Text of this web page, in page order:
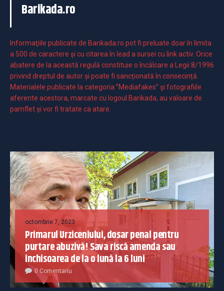
Barikada.ro
Informaţiile publicate de Barikada.ro pot fi preluate doar în limita
a 500 de caractere şi cu citarea în lead a sursei cu link activ. Orice
abatere de la această regulă constituie o încălcare a Legii 8/1996
privind dreptul de autor și poate fi sancționată în consecință.
Materialele publicate la categoria ”Mediafakes” și fotografiile
aferente acestora, marcate cu logoul Barikada, au valoare de
pamflet și vor fi tratate ca atare.
octombrie 7, 2023
Primarul Urziceniului, dosar penal pentru
purtare abuzivă! Sava riscă amenda sau
închisoarea de la o lună la 6 luni
0 Comentariu